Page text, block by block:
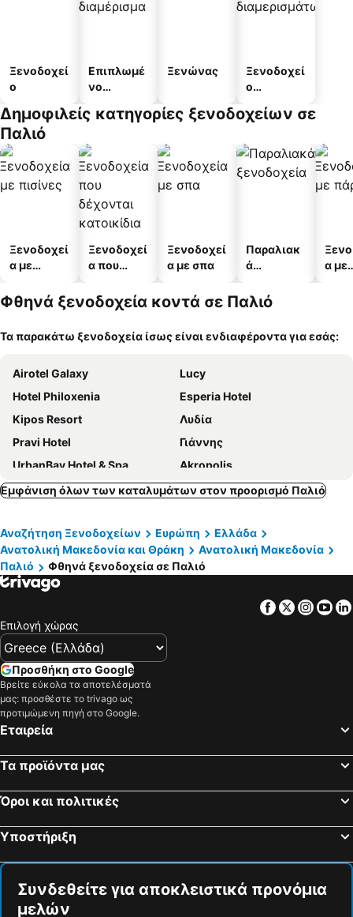
Ξενοδοχεί
ο
Επιπλωμέ
νο
α
Ξενώνας
Ξενοδοχεί
ο
άτων
Δημοφιλείς κατηγορίες ξενοδοχείων σε
Παλιό
Ξενοδοχεί
α με
Ξενοδοχεί
α που
κατοικίδι
α
Ξενοδοχεί
α με σπα
Παραλιακ
ά
α
α με
Φθηνά ξενοδοχεία κοντά σε Παλιό
Τα παρακάτω ξενοδοχεία ίσως είναι ενδιαφέροντα για εσάς:
Airotel Galaxy
Lucy
Hotel Philoxenia
Esperia Hotel
Kipos Resort
Λυδία
Pravi Hotel
Γιάννης
UrbanBay Hotel & Spa
Akropolis
Hotel Europa
Oceanis Kavala
Akti Hotel Kavala
Senso Suites
Plage Hotel
Porto Palio
Tosca Beach
Villa Mediterrane Hotel
EPICURE SUITES
Φιλίππειο
Bellevue Homes
Maria Studio
Vournelis Beach
Villa Arethousa
Iridium Old Town Luxury Suites
Εμφάνιση όλων των καταλυμάτων στον προορισμό Παλιό
Αναζήτηση Ξενοδοχείων Ευρώπη
Ελλάδα
Ανατολική Μακεδονία και Θράκη
Ανατολική Μακεδονία
Παλιό
Φθηνά ξενοδοχεία σε Παλιό
Facebook
Twitter
Επιλογή χώρας
Προσθήκη στο Google
Βρείτε εύκολα τα αποτελέσματά
μας: προσθέστε το trivago ως
προτιμώμενη πηγή στο Google.
Εταιρεία
Τα προϊόντα μας
Όροι και πολιτικές
Υποστήριξη
Συνδεθείτε για αποκλειστικά προνόμια
μελών